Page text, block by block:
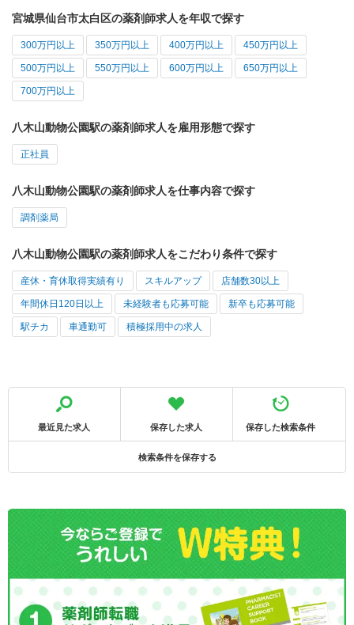
宮城県仙台市太白区の薬剤師求人を年収で探す
300万円以上 350万円以上 400万円以上 450万円以上
500万円以上 550万円以上 600万円以上 650万円以上
700万円以上
八木山動物公園駅の薬剤師求人を雇用形態で探す
正社員
八木山動物公園駅の薬剤師求人を仕事内容で探す
調剤薬局
八木山動物公園駅の薬剤師求人をこだわり条件で探す
産休・育休取得実績有り スキルアップ 店舗数30以上
年間休日120日以上 未経験者も応募可能 新卒も応募可能
駅チカ 車通勤可 積極採用中の求人
最近見た求人 保存した求人 保存した検索条件
検索条件を保存する